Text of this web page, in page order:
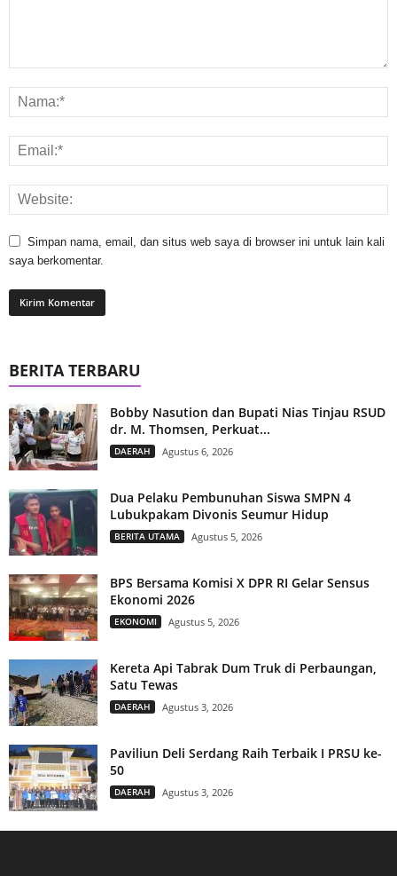
Simpan nama, email, dan situs web saya di browser ini untuk lain kali
saya berkomentar.
BERITA TERBARU
Bobby Nasution dan Bupati Nias Tinjau RSUD
dr. M. Thomsen, Perkuat...
DAERAH Agustus 6, 2026
Dua Pelaku Pembunuhan Siswa SMPN 4
Lubukpakam Divonis Seumur Hidup
BERITA UTAMA Agustus 5, 2026
BPS Bersama Komisi X DPR RI Gelar Sensus
Ekonomi 2026
EKONOMI Agustus 5, 2026
Kereta Api Tabrak Dum Truk di Perbaungan,
Satu Tewas
DAERAH Agustus 3, 2026
Paviliun Deli Serdang Raih Terbaik I PRSU ke-
50
DAERAH Agustus 3, 2026